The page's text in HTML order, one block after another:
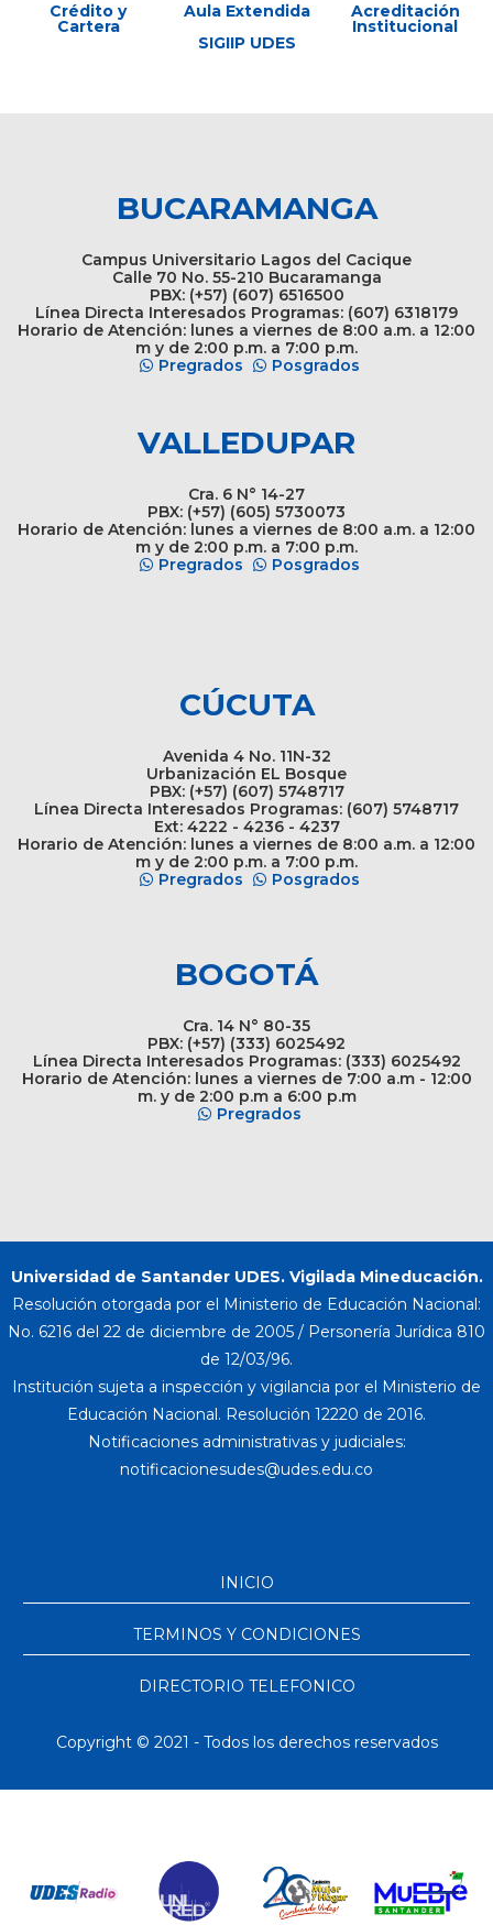
Crédito y
Cartera
Aula Extendida
SIGIIP UDES
Acreditación
Institucional
BUCARAMANGA
Campus Universitario Lagos del Cacique
Calle 70 No. 55-210 Bucaramanga
PBX: (+57) (607) 6516500
Línea Directa Interesados Programas: (607) 6318179
Horario de Atención: lunes a viernes de 8:00 a.m. a 12:00
m y de 2:00 p.m. a 7:00 p.m.
Pregrados
Posgrados
VALLEDUPAR
Cra. 6 N° 14-27
PBX: (+57) (605) 5730073
Horario de Atención: lunes a viernes de 8:00 a.m. a 12:00
m y de 2:00 p.m. a 7:00 p.m.
Pregrados
Posgrados
CÚCUTA
Avenida 4 No. 11N-32
Urbanización EL Bosque
PBX: (+57) (607) 5748717
Línea Directa Interesados Programas: (607) 5748717
Ext: 4222 - 4236 - 4237
Horario de Atención: lunes a viernes de 8:00 a.m. a 12:00
m y de 2:00 p.m. a 7:00 p.m.
Pregrados
Posgrados
BOGOTÁ
Cra. 14 N° 80-35
PBX: (+57) (333) 6025492
Línea Directa Interesados Programas: (333) 6025492
Horario de Atención: lunes a viernes de 7:00 a.m - 12:00
m. y de 2:00 p.m a 6:00 p.m
Pregrados
Universidad de Santander UDES. Vigilada Mineducación.
Resolución otorgada por el Ministerio de Educación Nacional:
No. 6216 del 22 de diciembre de 2005 / Personería Jurídica 810
de 12/03/96.
Institución sujeta a inspección y vigilancia por el Ministerio de
Educación Nacional. Resolución 12220 de 2016.
Notificaciones administrativas y judiciales:
INICIO
TERMINOS Y CONDICIONES
DIRECTORIO TELEFONICO
Copyright © 2021 - Todos los derechos reservados